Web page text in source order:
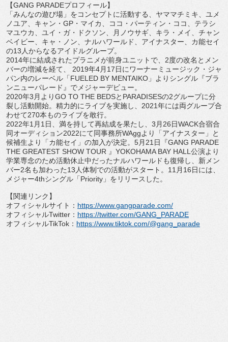
【GANG PARADEプロフィール】
「みんなの遊び場」をコンセプトに活動する、ヤママチミキ、 ユメ
ノユア、キャン・ GP ・マイカ、ココ・パーティン・ココ、 テラシ
マユウカ、ユイ・ガ・ドクソン、月ノウサギ、キラ・メイ、 チャン
ベイビー、キャ・ノン、ナルハワールド、アイナスター、 カ能セイ
の13 人からなるアイドルグループ。
2014年に結成されたプラニメが前身ユニットで、 2度の改名と メン
バーの増減を経て、
2019年4月 17日にワーナーミュージック・ジャ
パン内のレーベル「FUELED BY MENTAIKO 」よりシングル『ブラ
ンニューパレード』 でメジャーデビュー。
2020年3 月よりGO TO THE BEDSと PARADISESの2グループに分
裂し活動開始。 精力的にライブを実施し、 2021年には両グループ合
わせて270本ものライブを敢行。
2022年1 月 1 日、満を持して再結成を果たし、 3 月 26日WACK合宿合
同オーディション2022にて同事務所WAggより「アイナスター」と
候補生より「カ能セイ」の加入が決定。 5月 21 日『GANG PARADE
THE GREATEST SHOW TOUR 』 YOKOHAMA BAY HALL 公演より
学業専念のため活動休止中だったナルハワールド も復帰し、新メン
バー2名も加わった13 人体制での活動がスター ト。 11 月 16日には、
メジャー4thシングル「Priority 」をリリースした。
【関連リンク】
オフィシャルサイト： https://www.gangparade.com/
オフィシャルTwitter ： https://twitter.com/GANG_PARADE
オフィシャルTikTok ： https://www.tiktok.com/@gang_parade